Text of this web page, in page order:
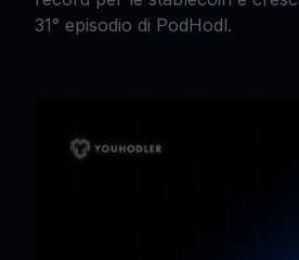
31° episodio di PodHodl.